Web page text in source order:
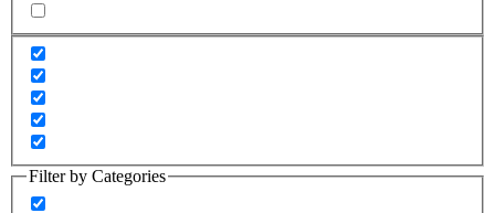
Filter by Categories